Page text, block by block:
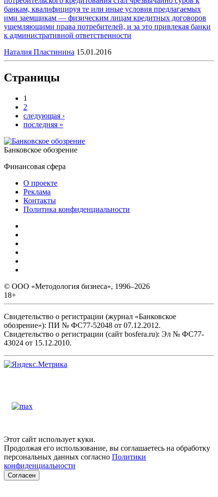
банкам, квалифицируя те или иные условия предлагаемых
ими заемщикам — физическим лицам кредитных договоров
ущемляющими права потребителей, и за это привлекая банки
к административной ответственности
Наталия Пластинина 15.01.2016
Страницы
1
2
следующая ›
последняя »
Банковское обозрение
Финансовая сфера
О проекте
Реклама
Контакты
Политика конфиденциальности
© ООО «Методология бизнеса», 1996–2026
18+
Свидетельство о регистрации (журнал «Банковское
обозрение»): ПИ № ФС77-52048 от 07.12.2012.
Свидетельство о регистрации (сайт bosfera.ru): Эл № ФС77-
43024 от 15.12.2010.
Этот сайт использует куки.
Продолжая его использование, вы соглашаетесь на обработку
персональных данных согласно Политики
конфиденциальности
Согласен